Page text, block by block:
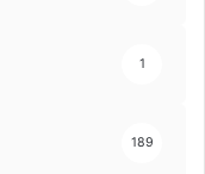
1
189